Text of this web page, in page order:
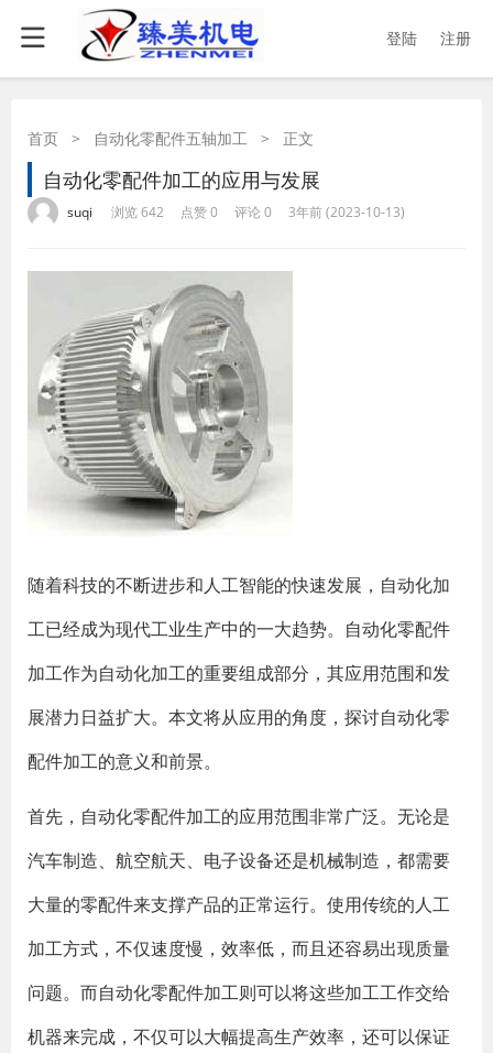
登陆 注册
首页 > 自动化零配件五轴加工 > 正文
自动化零配件加工的应用与发展
suqi 浏览 642 点赞 0 评论 0 3年前 (2023-10-13)
随着科技的不断进步和人工智能的快速发展，自动化加
工已经成为现代工业生产中的一大趋势。自动化零配件
加工作为自动化加工的重要组成部分，其应用范围和发
展潜力日益扩大。本文将从应用的角度，探讨自动化零
配件加工的意义和前景。
首先，自动化零配件加工的应用范围非常广泛。无论是
汽车制造、航空航天、电子设备还是机械制造，都需要
大量的零配件来支撑产品的正常运行。使用传统的人工
加工方式，不仅速度慢，效率低，而且还容易出现质量
问题。而自动化零配件加工则可以将这些加工工作交给
机器来完成，不仅可以大幅提高生产效率，还可以保证